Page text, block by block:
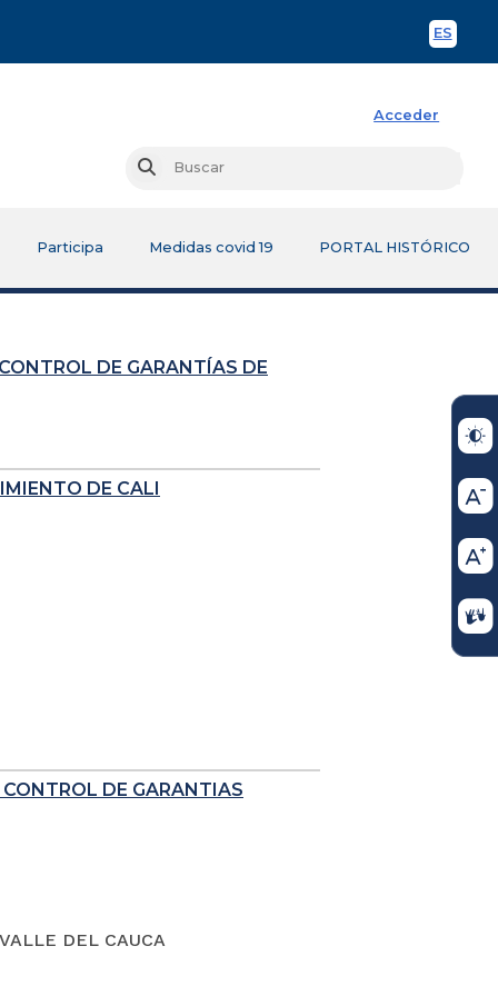
ES
Acceder
Buscar
Participa Medidas covid 19 PORTAL HISTÓRICO
DE GARANTÍAS DE
DE CALI
DE GARANTIAS
DEL CAUCA